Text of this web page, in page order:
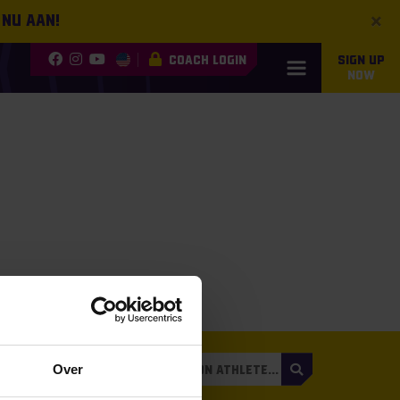
Over
×
aan!
COACH LOGIN
SIGN UP
NOW